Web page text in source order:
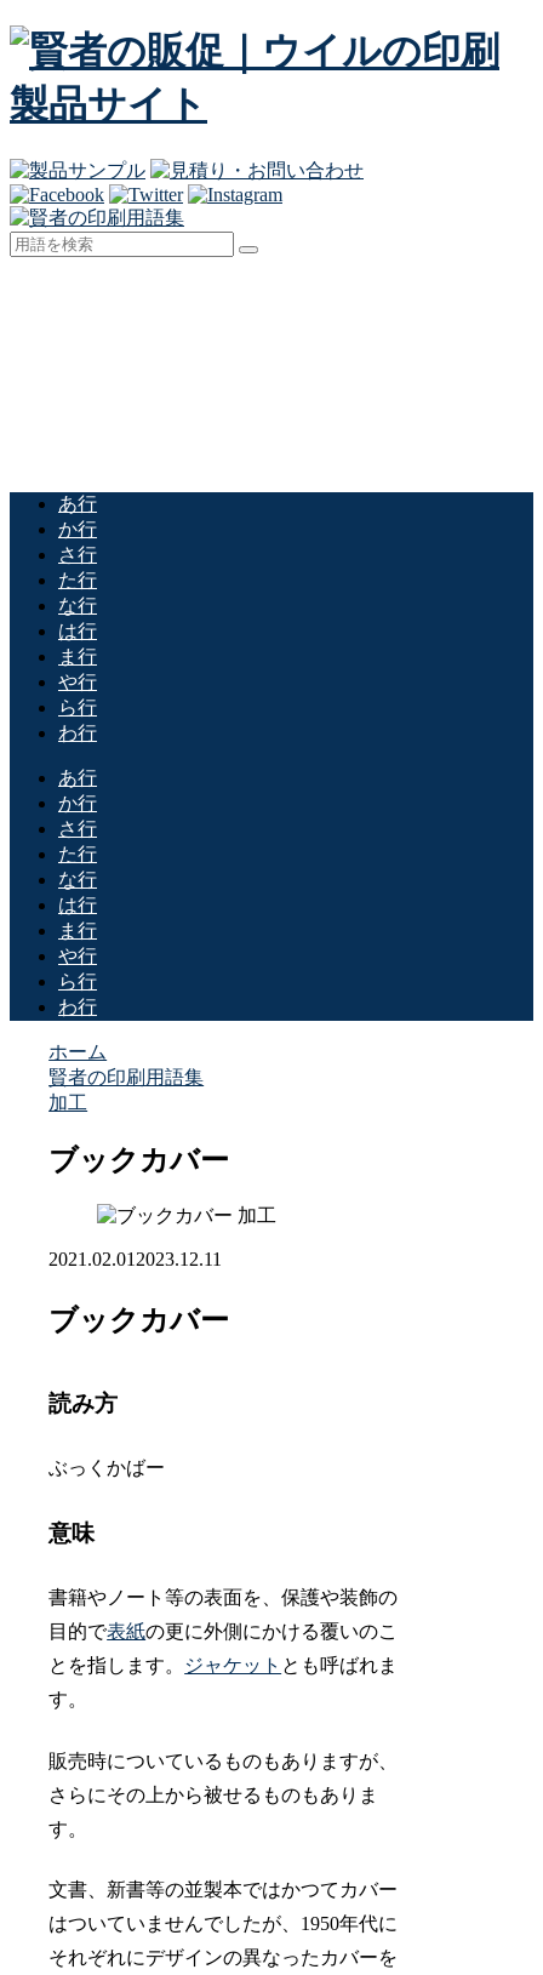
あ行
か行
さ行
た行
な行
は行
ま行
や行
ら行
わ行
あ行
か行
さ行
た行
な行
は行
ま行
や行
ら行
わ行
ホーム
賢者の印刷用語集
加工
ブックカバー
加工
2021.02.01 2023.12.11
ブックカバー
読み方
ぶっくかばー
意味
書籍やノート等の表面を、保護や装飾の
目的で表紙の更に外側にかける覆いのこ
とを指します。
ジャケット とも呼ばれま
す。
販売時についているものもありますが、
さらにその上から被せるものもありま
す。
文書、新書等の並製本ではかつてカバー
はついていませんでしたが、1950年代に
それぞれにデザインの異なったカバーを